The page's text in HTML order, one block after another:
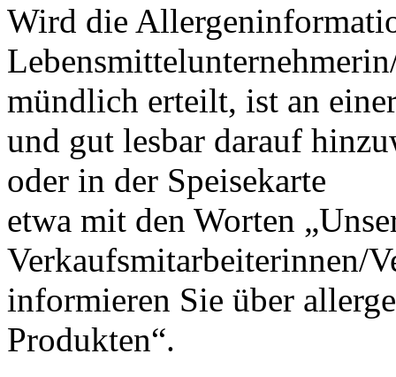
Wird die
mündlich erteilt, ist an
und gut lesbar darauf
oder in der Speisekarte
etwa mit den Worten
Verkaufsmitarbeiterinnen/
informieren Sie über
Produkten“.